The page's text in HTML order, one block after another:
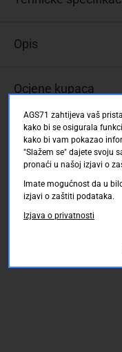
sa
svim
komponentama
za
rad
s
uređajemRaspberry
Pi®
3
B+
Uklj.Raspberry
Pi®
Opis
Ocjene kupaca
AGS71 zahtijeva vaš
kako bi se osigurala
kako bi vam pokazao
"Slažem se" dajete svoju
pronaći u našoj izjavi o
Imate mogućnost da u
izjavi o zaštiti podataka.
Izjava o privatnosti